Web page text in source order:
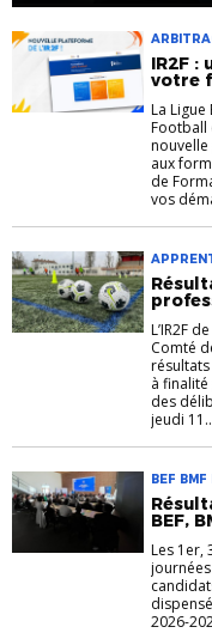
IR2F :
votre
La
Football
aux
de
vos
DEUST
L’IR2F
Comté
à finalité
des
jeudi
BEF
IR2F
BEF,
Les 1er,
2026-